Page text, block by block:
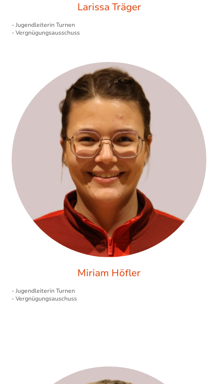
Larissa Träger
- Jugendleiterin Turnen
- Vergnügungsausschuss
Miriam Höfler
- Jugendleiterin Turnen
- Vergnügungsauschuss